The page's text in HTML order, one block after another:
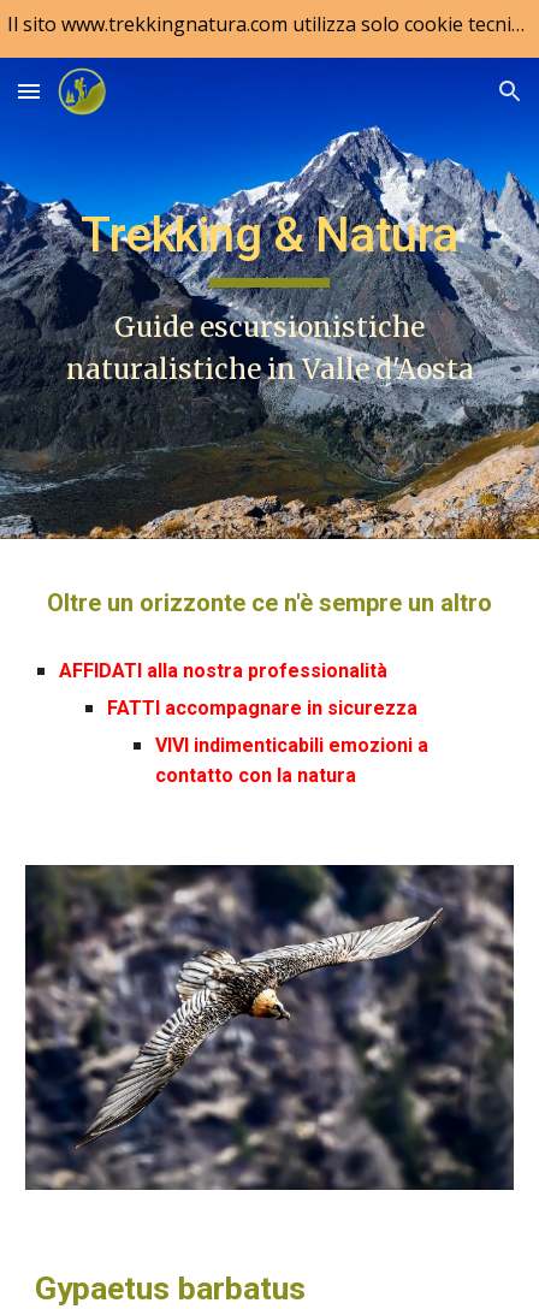
Il sito www.trekkingnatura.com utilizza solo cookie tecnici, rispetto ai quali non è richiesto alcun consenso da parte dell'interessato.
Trekking & Natura
Guide escursionistiche
naturalistiche in Valle d'Aosta
Oltre un orizzonte ce n'è sempre un altro
AFFIDATI alla nostra professionalità
FATTI accompagnare in sicurezza
VIVI indimenticabili emozioni a
contatto con la natura
Gypaetus barbatus